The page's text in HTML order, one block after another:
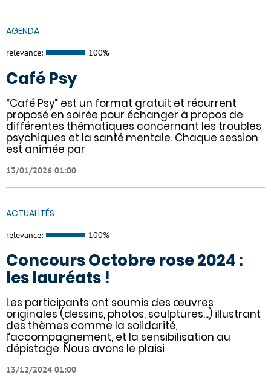
AGENDA
relevance: 100%
Café Psy
“Café Psy” est un format gratuit et récurrent
proposé en soirée pour échanger à propos de
différentes thématiques concernant les troubles
psychiques et la santé mentale. Chaque session
est animée par
13/01/2026 01:00
ACTUALITÉS
relevance: 100%
Concours Octobre rose 2024 :
les lauréats !
Les participants ont soumis des œuvres
originales (dessins, photos, sculptures...) illustrant
des thèmes comme la solidarité,
l’accompagnement, et la sensibilisation au
dépistage. Nous avons le plaisi
13/12/2024 01:00